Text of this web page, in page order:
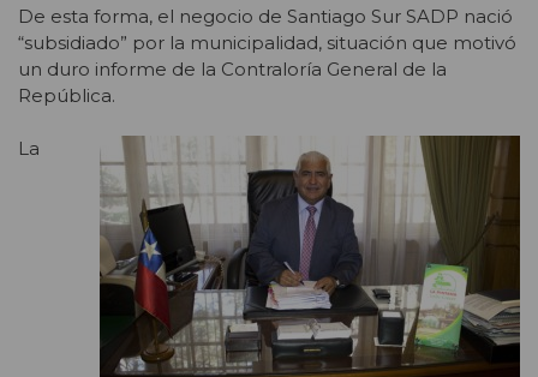
De esta forma, el negocio de Santiago Sur SADP nació
“subsidiado” por la municipalidad, situación que motivó
un duro informe de la Contraloría General de la
República.
La